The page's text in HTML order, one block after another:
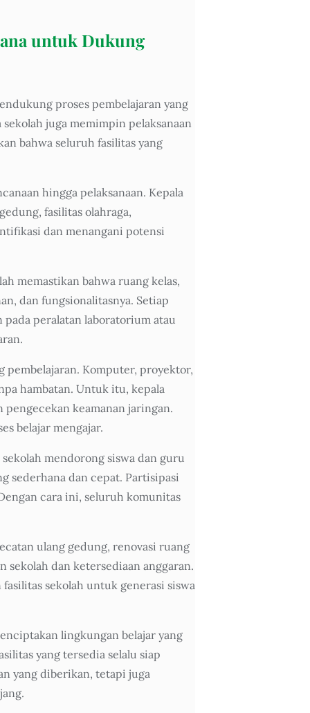
untuk Dukung
proses pembelajaran yang
juga memimpin pelaksanaan
bahwa seluruh fasilitas yang
hingga pelaksanaan. Kepala
fasilitas olahraga,
dan menangani potensi
memastikan bahwa ruang kelas,
dan fungsionalitasnya. Setiap
peralatan laboratorium atau
pembelajaran. Komputer, proyektor,
hambatan. Untuk itu, kepala
keamanan jaringan.
belajar mengajar.
mendorong siswa dan guru
sederhana dan cepat. Partisipasi
cara ini, seluruh komunitas
ulang gedung, renovasi ruang
sekolah dan ketersediaan anggaran.
sekolah untuk generasi siswa
lingkungan belajar yang
yang tersedia selalu siap
yang diberikan, tetapi juga